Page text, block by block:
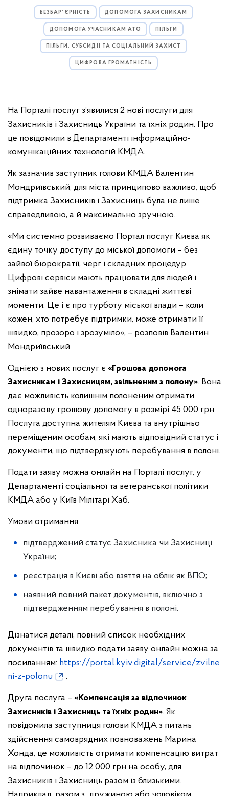
БЕЗБАР’ЄРНІСТЬ ДОПОМОГА ЗАХИСНИКАМ
ДОПОМОГА УЧАСНИКАМ АТО ПІЛЬГИ
ПІЛЬГИ, СУБСИДІЇ ТА СОЦІАЛЬНИЙ ЗАХИСТ
ЦИФРОВА ГРОМАТНІСТЬ
На Порталі послуг з’явилися 2 нові послуги для
Захисників і Захисниць України та їхніх родин. Про
це повідомили в Департаменті інформаційно-
комунікаційних технологій КМДА.
Як зазначив заступник голови КМДА Валентин
Мондриївський, для міста принципово важливо, щоб
підтримка Захисників і Захисниць була не лише
справедливою, а й максимально зручною.
«Ми системно розвиваємо Портал послуг Києва як
єдину точку доступу до міської допомоги – без
зайвої бюрократії, черг і складних процедур.
Цифрові сервіси мають працювати для людей і
знімати зайве навантаження в складні життєві
моменти. Це і є про турботу міської влади – коли
кожен, хто потребує підтримки, може отримати її
швидко, прозоро і зрозуміло», – розповів Валентин
Мондриївський.
Однією з нових послуг є «Грошова допомога
Захисникам і Захисницям, звільненим з полону». Вона
дає можливість колишнім полоненим отримати
одноразову грошову допомогу в розмірі 45 000 грн.
Послуга доступна жителям Києва та внутрішньо
переміщеним особам, які мають відповідний статус і
документи, що підтверджують перебування в полоні.
Подати заяву можна онлайн на Порталі послуг, у
Департаменті соціальної та ветеранської політики
КМДА або у Київ Мілітарі Хаб.
Умови отримання:
підтверджений статус Захисника чи Захисниці
України;
реєстрація в Києві або взяття на облік як ВПО;
наявний повний пакет документів, включно з
підтвердженням перебування в полоні.
Дізнатися деталі, повний список необхідних
документів та швидко подати заяву онлайн можна за
посиланням: https://portal.kyiv.digital/service/zvilne
ni-z-polonu
.
Друга послуга – «Компенсація за відпочинок
Захисників і Захисниць та їхніх родин». Як
повідомила заступниця голови КМДА з питань
здійснення самоврядних повноважень Марина
Хонда, це можливість отримати компенсацію витрат
на відпочинок – до 12 000 грн на особу, для
Захисників і Захисниць разом із близькими.